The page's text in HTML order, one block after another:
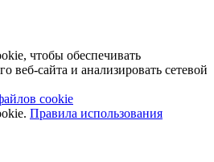
чтобы обеспечивать
веб-сайта и анализировать сетевой
cookie
Правила использования